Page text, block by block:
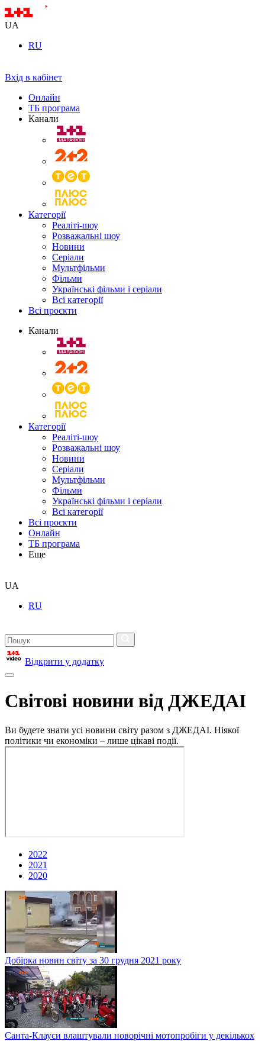
UA
RU
Вхід в кабінет
Онлайн
ТБ програма
Канали
Категорії
Реаліті-шоу
Розважальні шоу
Новини
Серіали
Мультфільми
Фільми
Українські фільми і серіали
Всі категорії
Всі проєкти
Канали
Категорії
Реаліті-шоу
Розважальні шоу
Новини
Серіали
Мультфільми
Фільми
Українські фільми і серіали
Всі категорії
Всі проєкти
Онлайн
ТБ програма
Еще
UA
RU
Відкрити у додатку
Світові новини від ДЖЕДАІ
Ви будете знати усі новини світу разом з ДЖЕДАІ. Ніякої
політики чи економіки – лише цікаві події.
2022
2021
2020
Добірка новин світу за 30 грудня 2021 року
Санта-Клауси влаштували новорічні мотопробіги у декількох